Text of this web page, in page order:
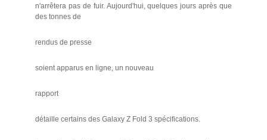
n'arrêtera pas de fuir. Aujourd'hui, quelques jours après que
des tonnes de
rendus de presse
soient apparus en ligne, un nouveau
rapport
détaille certains des Galaxy Z Fold 3 spécifications.